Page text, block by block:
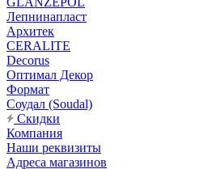
Лепнинапласт
Архитек
CERALITE
Decorus
Оптимал Декор
Формат
Соудал (Soudal)
Скидки
Компания
Наши реквизиты
Адреса магазинов